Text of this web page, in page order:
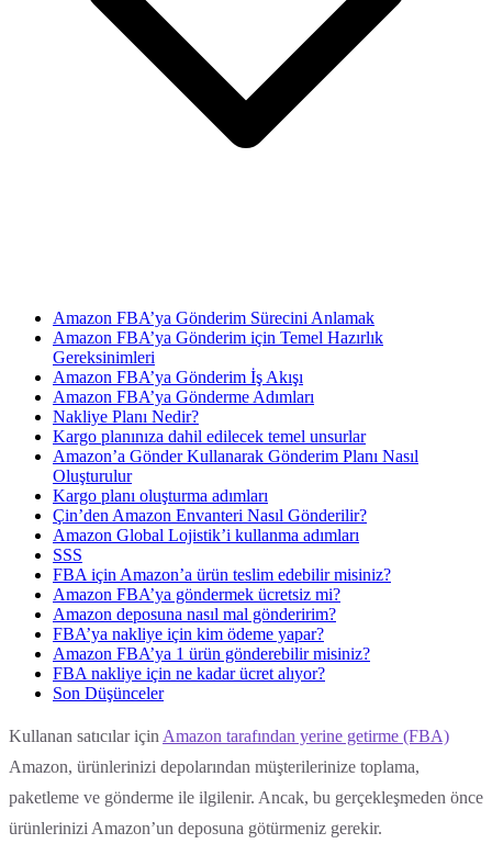
Amazon FBA’ya Gönderim Sürecini Anlamak
Amazon FBA’ya Gönderim için Temel Hazırlık
Gereksinimleri
Amazon FBA’ya Gönderim İş Akışı
Amazon FBA’ya Gönderme Adımları
Nakliye Planı Nedir?
Kargo planınıza dahil edilecek temel unsurlar
Amazon’a Gönder Kullanarak Gönderim Planı Nasıl
Oluşturulur
Kargo planı oluşturma adımları
Çin’den Amazon Envanteri Nasıl Gönderilir?
Amazon Global Lojistik’i kullanma adımları
SSS
FBA için Amazon’a ürün teslim edebilir misiniz?
Amazon FBA’ya göndermek ücretsiz mi?
Amazon deposuna nasıl mal gönderirim?
FBA’ya nakliye için kim ödeme yapar?
Amazon FBA’ya 1 ürün gönderebilir misiniz?
FBA nakliye için ne kadar ücret alıyor?
Son Düşünceler
Kullanan satıcılar için Amazon tarafından yerine getirme (FBA)
Amazon, ürünlerinizi depolarından müşterilerinize toplama,
paketleme ve gönderme ile ilgilenir. Ancak, bu gerçekleşmeden önce
ürünlerinizi Amazon’un deposuna götürmeniz gerekir.